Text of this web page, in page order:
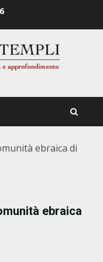
ebraica di
ebraica